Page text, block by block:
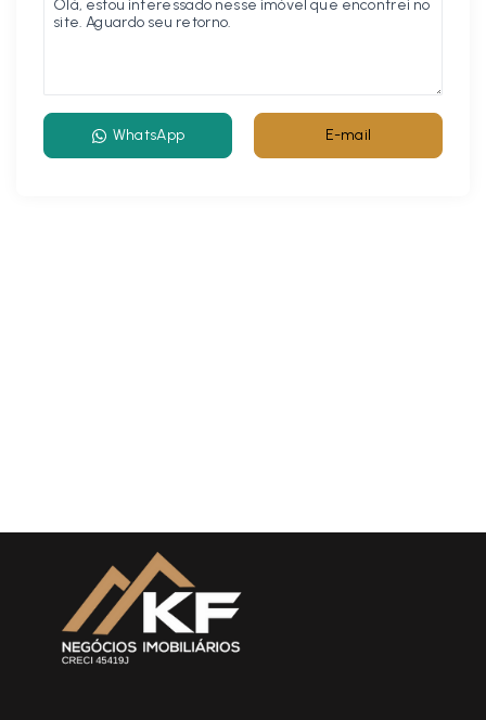
WhatsApp E-mail